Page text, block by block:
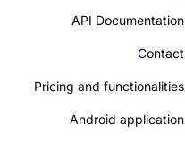
API Documentation
Contact
Pricing and functionalities
Android application